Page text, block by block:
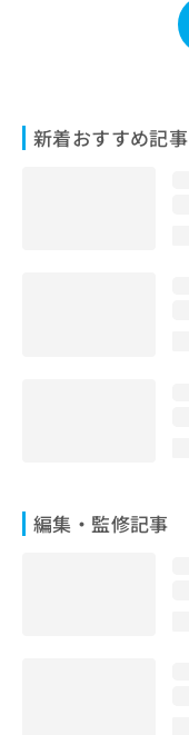
新着おすすめ記事
編集・監修記事
せ
は